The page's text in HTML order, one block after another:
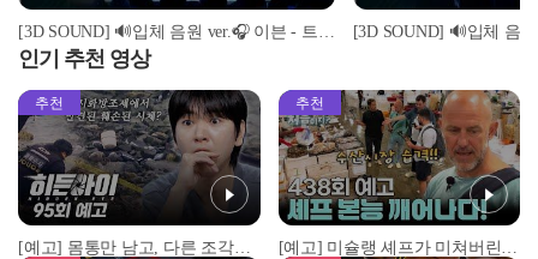
[3D SOUND] 🔊입체 음원 ver.🎧 이븐 - 트러블 (EVNNE - TROUBLE) (Sound Remastered)
인기 추천 영상
추천
[예고] 몸통만 남고, 다른 조각은 어디에..? 시화호에서 드러난 충격적인 토막 살인사건!
추천
[예고] 미슐랭 셰프가 미쳐버린 이유! 본능이 깨어난 사건은?